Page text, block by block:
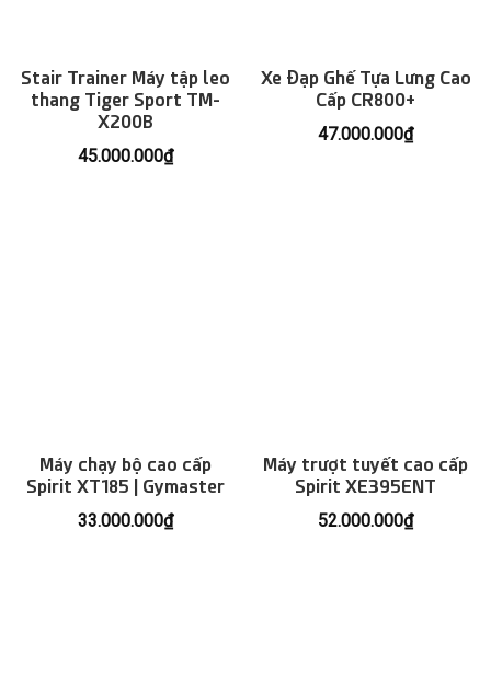
Stair Trainer Máy tập leo
thang Tiger Sport TM-
X200B
45.000.000₫
Xe Đạp Ghế Tựa Lưng Cao
Cấp CR800+
47.000.000₫
Máy chạy bộ cao cấp
Spirit XT185 | Gymaster
33.000.000₫
Máy trượt tuyết cao cấp
Spirit XE395ENT
52.000.000₫